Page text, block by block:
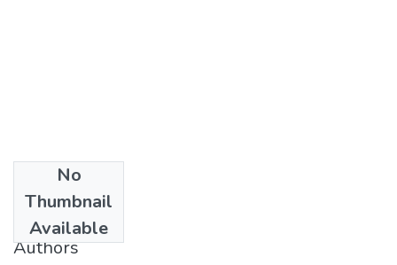
No
Thumbnail
Available
2003
Authors